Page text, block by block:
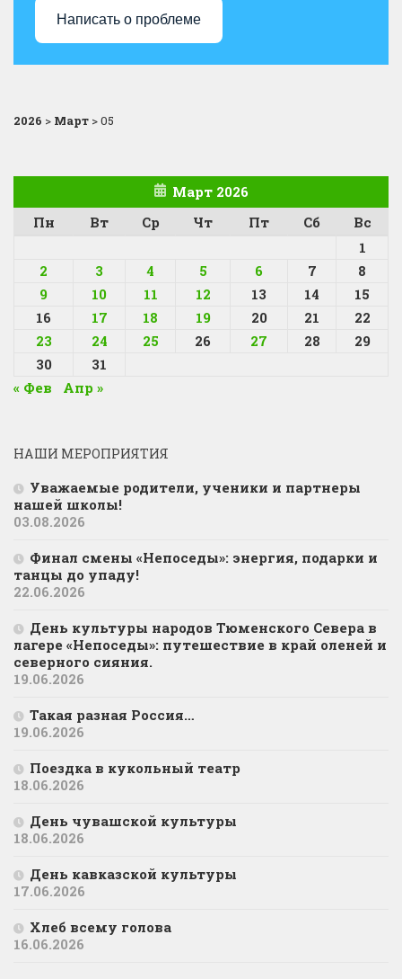
Написать о проблеме
2026 > Март >05
Март 2026
Пн
Вт Ср Чт Пт Сб
Вс
1
2
3 4 5 6 7
8
9
10 11 12 13 14
15
16
17 18 19 20 21
22
23
24 25 26 27 28
29
30
31
« Фев
Апр »
НАШИ МЕРОПРИЯТИЯ
Уважаемые родители, ученики и партнеры
нашей школы!
03.08.2026
Финал смены «Непоседы»: энергия, подарки и
танцы до упаду!
22.06.2026
День культуры народов Тюменского Севера в
лагере «Непоседы»: путешествие в край оленей и
северного сияния.
19.06.2026
Такая разная Россия…
19.06.2026
Поездка в кукольный театр
18.06.2026
День чувашской культуры
18.06.2026
День кавказской культуры
17.06.2026
Хлеб всему голова
16.06.2026